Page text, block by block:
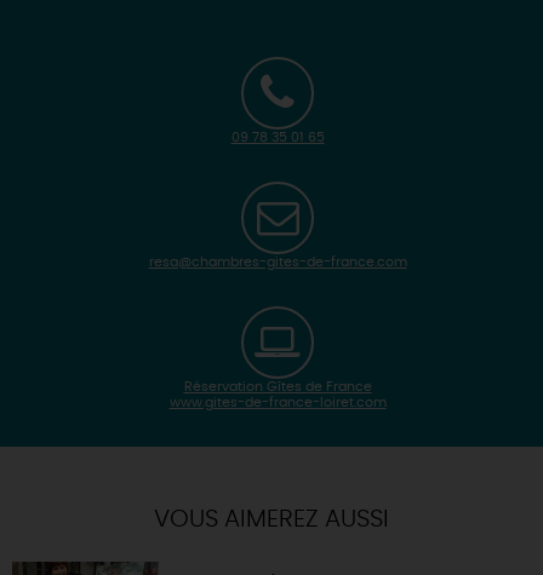
09 78 35 01 65
resa@chambres-gites-de-france.com
Réservation Gîtes de France
www.gites-de-france-loiret.com
VOUS AIMEREZ AUSSI